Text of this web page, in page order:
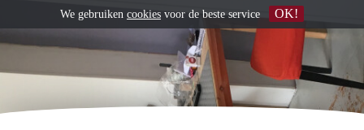
We gebruiken cookies voor de beste service OK!